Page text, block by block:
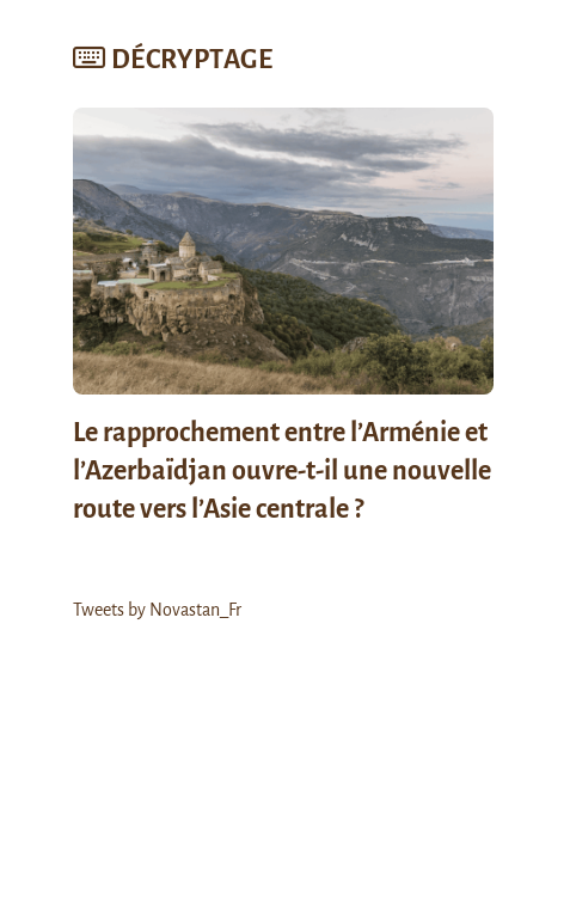
DÉCRYPTAGE
Le rapprochement entre l’Arménie et
l’Azerbaïdjan ouvre-t-il une nouvelle
route vers l’Asie centrale ?
Tweets by Novastan_Fr